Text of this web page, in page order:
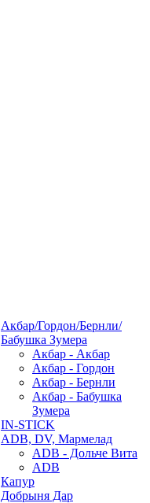
Акбар/Гордон/Бернли/
Бабушка Зумера
Акбар - Акбар
Акбар - Гордон
Акбар - Бернли
Акбар - Бабушка
Зумера
IN-STICK
ADB, DV, Мармелад
ADB - Дольче Вита
ADB
Капур
Добрыня Дар